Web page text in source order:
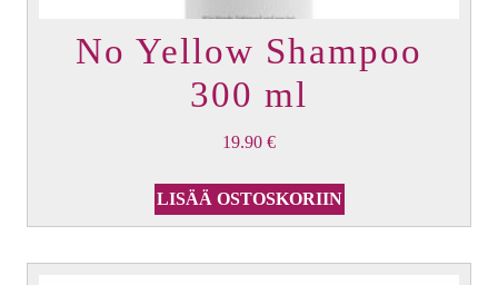
No Yellow Shampoo
300 ml
19.90 €
LISÄÄ OSTOSKORIIN